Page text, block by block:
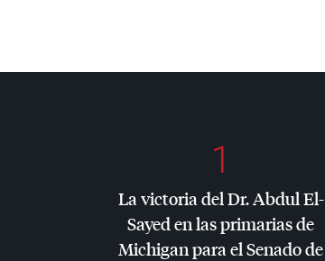
1
La victoria del Dr. Abdul El-
Sayed en las primarias de
Michigan para el Senado de